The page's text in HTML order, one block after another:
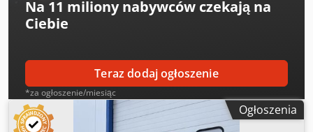
Na 11 miliony nabywców czekają na
Ciebie
Teraz dodaj ogłoszenie
*za ogłoszenie/miesiąc
Ogłoszenia